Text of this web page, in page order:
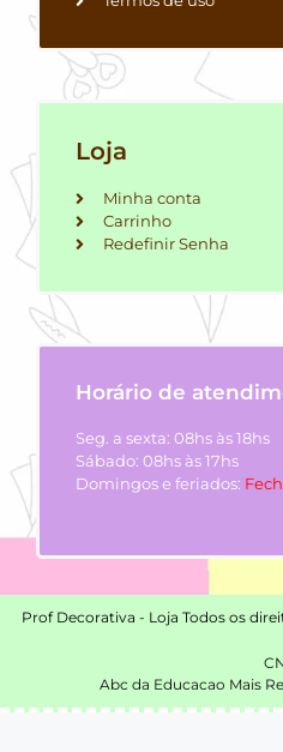
Loja
Minha conta
Carrinho
Redefinir Senha
Horário de
Seg. a sexta: 08hs às 18hs
Sábado: 08hs às 17hs
Domingos e feriados:
Prof Decorativa - Loja Todos os
Abc da Educacao Mais